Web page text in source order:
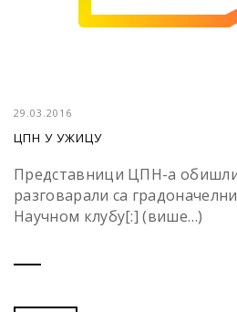
29.03.2016
ЦПН У УЖИЦУ
Представници ЦПН-а
разговарали са
Научном клубу[:] (више…)